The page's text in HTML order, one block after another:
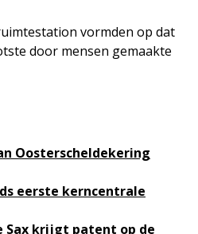
vormden op dat
door mensen gemaakte
Oosterscheldekering
eerste kerncentrale
Sax krijgt patent op de